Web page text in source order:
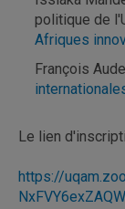
politique de
Afriques
François
Le lien
https://